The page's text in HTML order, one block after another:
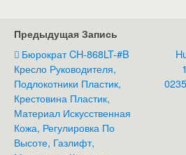
Предыдущая Запись
Бюрократ CH-868LT-#B
Кресло Руководителя,
Подлокотники Пластик,
Крестовина Пластик,
Материал Искусственная
Кожа, Регулировка По
Высоте, Газлифт,